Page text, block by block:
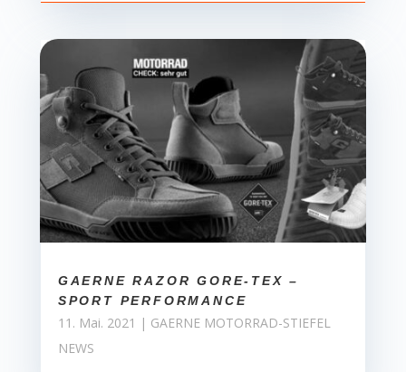
GAERNE RAZOR GORE-TEX –
SPORT PERFORMANCE
11. Mai. 2021 | GAERNE MOTORRAD-STIEFEL
NEWS